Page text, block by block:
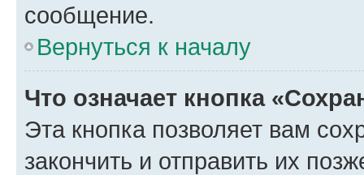
сообщение.
Вернуться к началу
Что означает кнопка
Эта кнопка позволяет вам
закончить и отправить их